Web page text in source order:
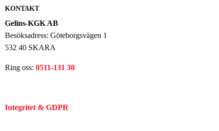
KONTAKT
Gelins-KGK AB
Besöksadress: Göteborgsvägen 1
532 40 SKARA
Ring oss: 0511-131 30
Integritet & GDPR